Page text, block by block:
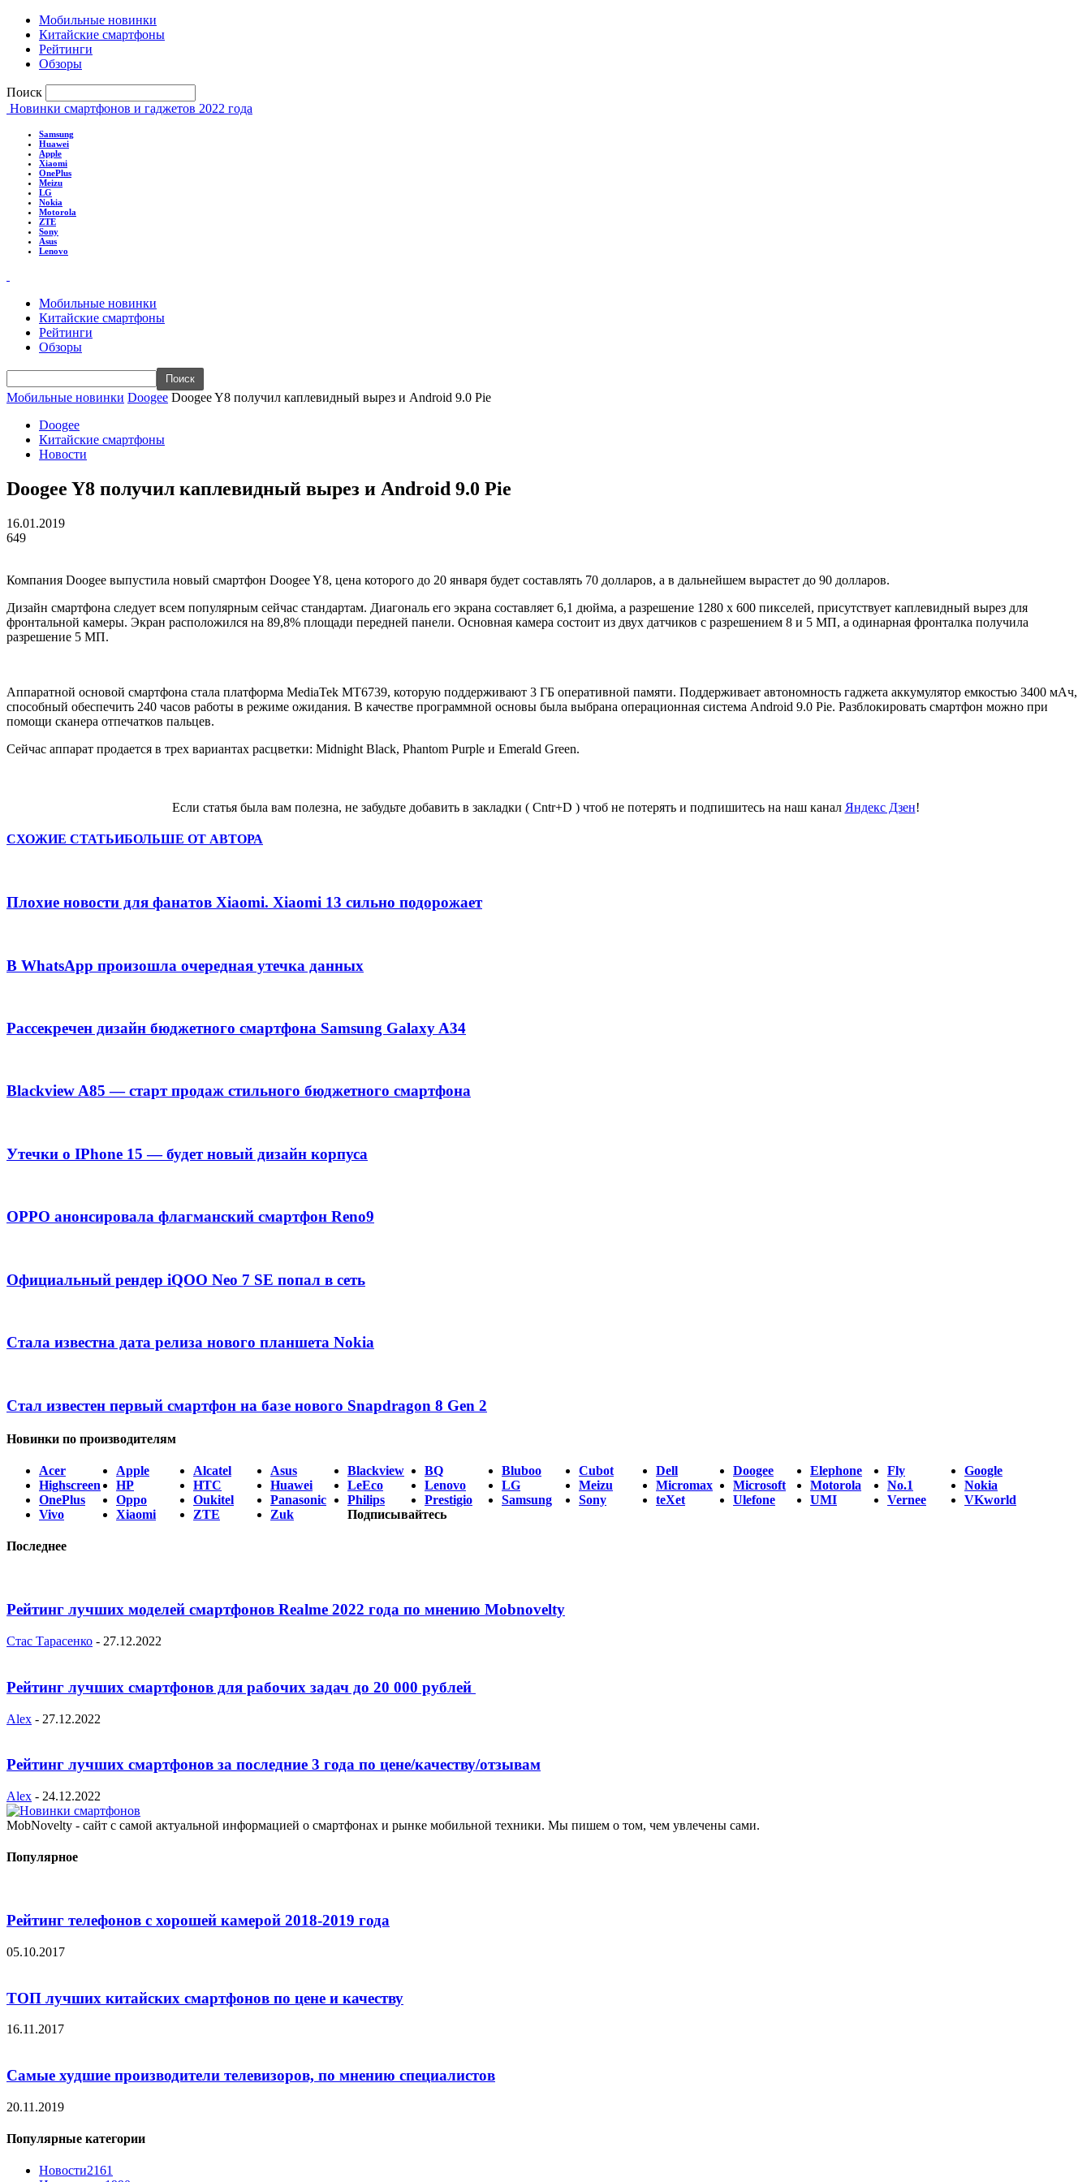
Мобильные новинки
Китайские смартфоны
Рейтинги
Обзоры
Поиск
Новинки смартфонов и гаджетов 2022 года
Samsung
Huawei
Apple
Xiaomi
OnePlus
Meizu
LG
Nokia
Motorola
ZTE
Sony
Asus
Lenovo
Мобильные новинки
Китайские смартфоны
Рейтинги
Обзоры
Мобильные новинки Doogee Doogee Y8 получил каплевидный вырез и Android 9.0 Pie
Doogee
Китайские смартфоны
Новости
Doogee Y8 получил каплевидный вырез и Android 9.0 Pie
16.01.2019
649
Компания Doogee выпустила новый смартфон Doogee Y8, цена которого до 20 января будет составлять 70 долларов, а в дальнейшем вырастет до 90 долларов.
Дизайн смартфона следует всем популярным сейчас стандартам. Диагональ его экрана составляет 6,1 дюйма, а разрешение 1280 х 600 пикселей, присутствует каплевидный вырез для
фронтальной камеры. Экран расположился на 89,8% площади передней панели. Основная камера состоит из двух датчиков с разрешением 8 и 5 МП, а одинарная фронталка получила
разрешение 5 МП.
Аппаратной основой смартфона стала платформа MediaTek MT6739, которую поддерживают 3 ГБ оперативной памяти. Поддерживает автономность гаджета аккумулятор емкостью 3400 мАч,
способный обеспечить 240 часов работы в режиме ожидания. В качестве программной основы была выбрана операционная система Android 9.0 Pie. Разблокировать смартфон можно при
помощи сканера отпечатков пальцев.
Сейчас аппарат продается в трех вариантах расцветки: Midnight Black, Phantom Purple и Emerald Green.
Если статья была вам полезна, не забудьте добавить в закладки ( Cntr+D ) чтоб не потерять и подпишитесь на наш канал Яндекс Дзен!
СХОЖИЕ СТАТЬИБОЛЬШЕ ОТ АВТОРА
Плохие новости для фанатов Xiaomi. Xiaomi 13 сильно подорожает
В WhatsApp произошла очередная утечка данных
Рассекречен дизайн бюджетного смартфона Samsung Galaxy A34
Blackview A85 — старт продаж стильного бюджетного смартфона
Утечки о IPhone 15 — будет новый дизайн корпуса
OPPO анонсировала флагманский смартфон Reno9
Официальный рендер iQOO Neo 7 SE попал в сеть
Стала известна дата релиза нового планшета Nokia
Стал известен первый смартфон на базе нового Snapdragon 8 Gen 2
Новинки по производителям
Acer Apple Alcatel Asus Blackview BQ Bluboo Cubot Dell Doogee Elephone Fly
Google
Highscreen
HP HTC Huawei LeEco Lenovo LG Meizu Micromax Microsoft Motorola No.1
Nokia
OnePlus
Oppo Oukitel Panasonic Philips Prestigio Samsung Sony teXet Ulefone UMI Vernee
VKworld
Vivo
Xiaomi ZTE Zuk Подписывайтесь
Последнее
Рейтинг лучших моделей смартфонов Realme 2022 года по мнению Mobnovelty
Стас Тарасенко - 27.12.2022
Рейтинг лучших смартфонов для рабочих задач до 20 000 рублей
Alex - 27.12.2022
Рейтинг лучших смартфонов за последние 3 года по цене/качеству/отзывам
Alex - 24.12.2022
MobNovelty - сайт с самой актуальной информацией о смартфонах и рынке мобильной техники. Мы пишем о том, чем увлечены сами.
Популярное
Рейтинг телефонов с хорошей камерой 2018-2019 года
05.10.2017
ТОП лучших китайских смартфонов по цене и качеству
16.11.2017
Самые худшие производители телевизоров, по мнению специалистов
20.11.2019
Популярные категории
Новости2161